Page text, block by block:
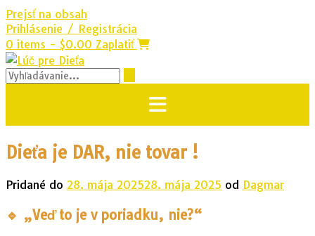
Prejsť na obsah
Prihlásenie / Registrácia
0 items - $0.00 Zaplatiť
Dieťa je DAR, nie tovar !
Pridané do 28. mája 202528. mája 2025 od Dagmar
🔹 „Veď to je v poriadku, nie?“